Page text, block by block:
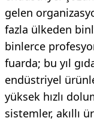
gelen
fazla ülkeden
binlerce
fuarda; bu yıl
endüstriyel
yüksek hızlı
sistemler, akıllı